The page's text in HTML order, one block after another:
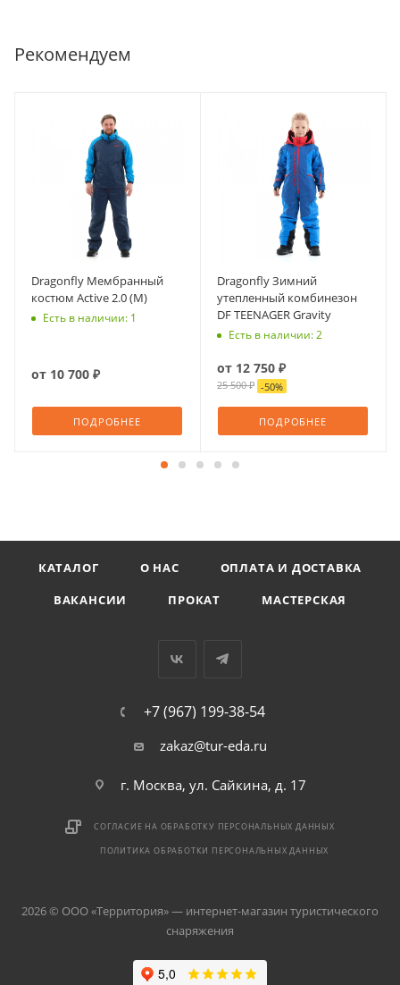
Рекомендуем
Dragonfly Мембранный
костюм Active 2.0 (М)
Есть в наличии: 1
от 10 700 ₽
ПОДРОБНЕЕ
Dragonfly Зимний
утепленный комбинезон
DF TEENAGER Gravity
Есть в наличии: 2
от 12 750 ₽
25 500 ₽ -50%
ПОДРОБНЕЕ
КАТАЛОГ О НАС
ОПЛАТА И ДОСТАВКА
ВАКАНСИИ
ПРОКАТ МАСТЕРСКАЯ
+7 (967) 199-38-54
zakaz@tur-eda.ru
г. Москва, ул. Сайкина, д. 17
СОГЛАСИЕ НА ОБРАБОТКУ ПЕРСОНАЛЬНЫХ ДАННЫХ
ПОЛИТИКА ОБРАБОТКИ ПЕРСОНАЛЬНЫХ ДАННЫХ
2026 © ООО «Территория» — интернет-магазин туристического
снаряжения